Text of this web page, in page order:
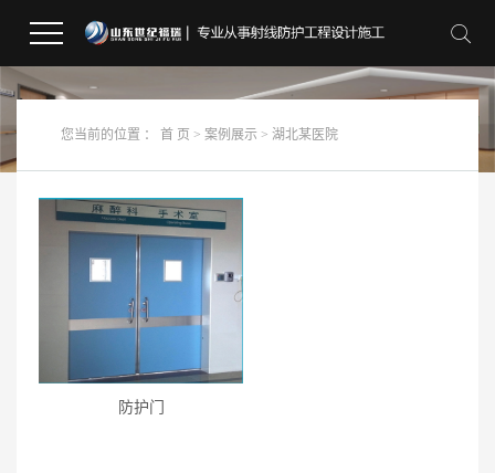
您当前的位置 ： 首 页 > 案例展示 > 湖北某医院
防护门